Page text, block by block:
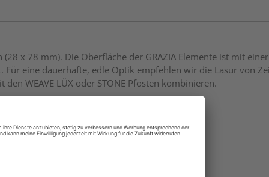
x 78 mm). Die Oberfläche der GRAZIA Elemente ist mit
eine dauerhafte, edle Optik empfehlen wir die Lasur von
WEAVE LÜX oder STONE Pfosten kombinieren.